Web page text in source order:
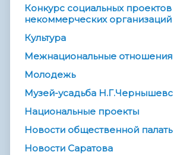
Конкурс социальных проектов
некоммерческих организаций
Культура
Межнациональные отношения
Молодежь
Музей-усадьба
Национальные проекты
Новости общественной
Новости Саратова